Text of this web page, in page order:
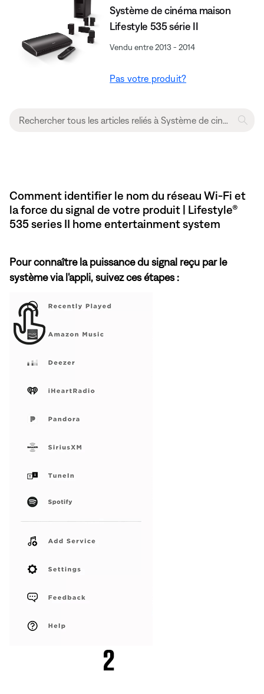
Système de cinéma maison
Lifestyle 535 série II
Vendu entre 2013 - 2014
Pas votre produit?
Comment identifier le nom du réseau Wi-Fi et
la force du signal de votre produit | Lifestyle®
535 series II home entertainment system
Pour connaître la puissance du signal reçu par le
système via l'appli, suivez ces étapes :